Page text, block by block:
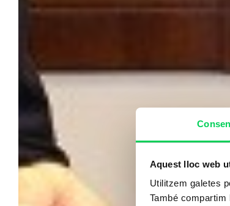
Aquest lloc web
Utilitzem galetes
També